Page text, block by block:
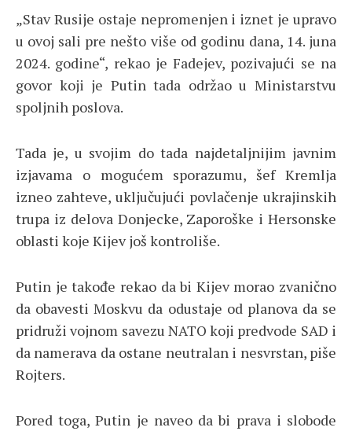
„Stav Rusije ostaje nepromenjen i iznet je upravo
u ovoj sali pre nešto više od godinu dana, 14. juna
2024. godine“, rekao je Fadejev, pozivajući se na
govor koji je Putin tada održao u Ministarstvu
spoljnih poslova.
Tada je, u svojim do tada najdetaljnijim javnim
izjavama o mogućem sporazumu, šef Kremlja
izneo zahteve, uključujući povlačenje ukrajinskih
trupa iz delova Donjecke, Zaporoške i Hersonske
oblasti koje Kijev još kontroliše.
Putin je takođe rekao da bi Kijev morao zvanično
da obavesti Moskvu da odustaje od planova da se
pridruži vojnom savezu NATO koji predvode SAD i
da namerava da ostane neutralan i nesvrstan, piše
Rojters.
Pored toga, Putin je naveo da bi prava i slobode